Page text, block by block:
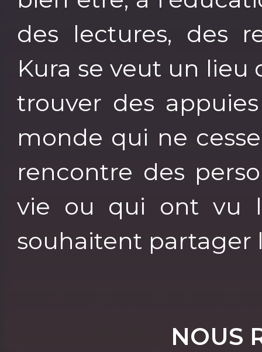
des lectures, des
Kura se veut un
trouver des
monde qui ne
rencontre des
vie ou qui ont vu
souhaitent partager
NOUS